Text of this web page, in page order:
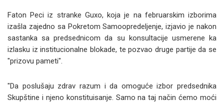
Faton Peci iz stranke Guxo, koja je na februarskim izborima
izašla zajedno sa Pokretom Samoopredeljenje, izjavio je nakon
sastanka sa predsednicom da su konsultacije usmerene ka
izlasku iz institucionalne blokade, te pozvao druge partije da se
"prizovu pameti".
"Da poslušaju zdrav razum i da omoguće izbor predsednika
Skupštine i njeno konstituisanje. Samo na taj način ćemo moći